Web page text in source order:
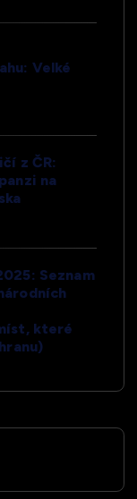
Velké
z ČR:
na
Seznam
které